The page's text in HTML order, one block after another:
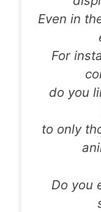
Even in
For
do you
to only
Do you